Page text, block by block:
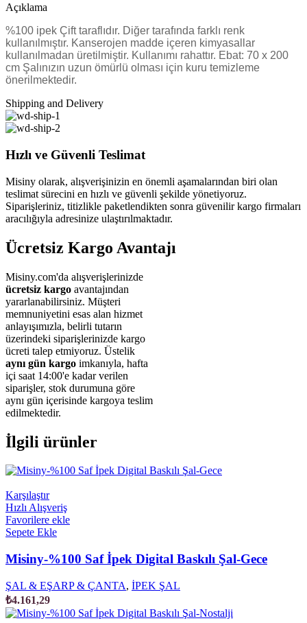
Açıklama
%100 ipek Çift taraflıdır. Diğer tarafında farklı renk
kullanılmıştır. Kanserojen madde içeren kimyasallar
kullanılmadan üretilmiştir. Kullanımı rahattır. Ebat: 70 x 200
cm Şalınızın uzun ömürlü olması için kuru temizleme
önerilmektedir.
Shipping and Delivery
Hızlı ve Güvenli Teslimat
Misiny olarak, alışverişinizin en önemli aşamalarından biri olan
teslimat sürecini en hızlı ve güvenli şekilde yönetiyoruz.
Siparişleriniz, titizlikle paketlendikten sonra güvenilir kargo firmaları
aracılığıyla adresinize ulaştırılmaktadır.
Ücretsiz Kargo Avantajı
Misiny.com'da alışverişlerinizde
ücretsiz kargo avantajından
yararlanabilirsiniz. Müşteri
memnuniyetini esas alan hizmet
anlayışımızla, belirli tutarın
üzerindeki siparişlerinizde kargo
ücreti talep etmiyoruz. Üstelik
aynı gün kargo imkanıyla, hafta
içi saat 14:00'e kadar verilen
siparişler, stok durumuna göre
aynı gün içerisinde kargoya teslim
edilmektedir.
İlgili ürünler
Karşılaştır
Hızlı Alışveriş
Favorilere ekle
Sepete Ekle
Misiny-%100 Saf İpek Digital Baskılı Şal-Gece
ŞAL & EŞARP & ÇANTA, İPEK ŞAL
₺4.161,29